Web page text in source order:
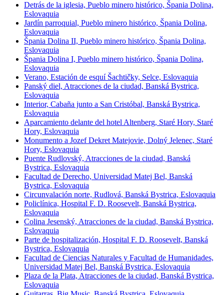
Detrás de la iglesia, Pueblo minero histórico, Špania Dolina,
Eslovaquia
Jardín parroquial, Pueblo minero histórico, Špania Dolina,
Eslovaquia
Špania Dolina II, Pueblo minero histórico, Špania Dolina,
Eslovaquia
Špania Dolina I, Pueblo minero histórico, Špania Dolina,
Eslovaquia
Verano, Estación de esquí Šachtičky, Selce, Eslovaquia
Panský diel, Atracciones de la ciudad, Banská Bystrica,
Eslovaquia
Interior, Cabaña junto a San Cristóbal, Banská Bystrica,
Eslovaquia
Aparcamiento delante del hotel Altenberg, Staré Hory, Staré
Hory, Eslovaquia
Monumento a Jozef Dekret Matejovie, Dolný Jelenec, Staré
Hory, Eslovaquia
Puente Rudlovský, Atracciones de la ciudad, Banská
Bystrica, Eslovaquia
Facultad de Derecho, Universidad Matej Bel, Banská
Bystrica, Eslovaquia
Circunvalación norte, Rudlová, Banská Bystrica, Eslovaquia
Policlínica, Hospital F. D. Roosevelt, Banská Bystrica,
Eslovaquia
Colina Jesenský, Atracciones de la ciudad, Banská Bystrica,
Eslovaquia
Parte de hospitalización, Hospital F. D. Roosevelt, Banská
Bystrica, Eslovaquia
Facultad de Ciencias Naturales y Facultad de Humanidades,
Universidad Matej Bel, Banská Bystrica, Eslovaquia
Plaza de la Plata, Atracciones de la ciudad, Banská Bystrica,
Eslovaquia